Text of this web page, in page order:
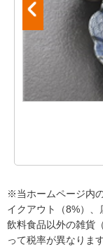
※当ホームページ内
イクアウト（8%）、
飲料食品以外の雑貨
って税率が異なりま